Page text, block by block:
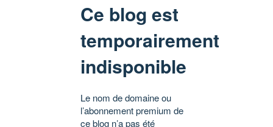
Ce blog est
temporairement
indisponible
Le nom de domaine ou
l’abonnement premium de
ce blog n’a pas été